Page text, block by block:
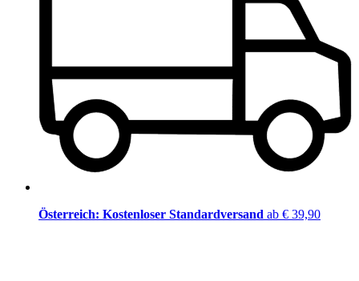
Österreich: Kostenloser Standardversand ab € 39,90